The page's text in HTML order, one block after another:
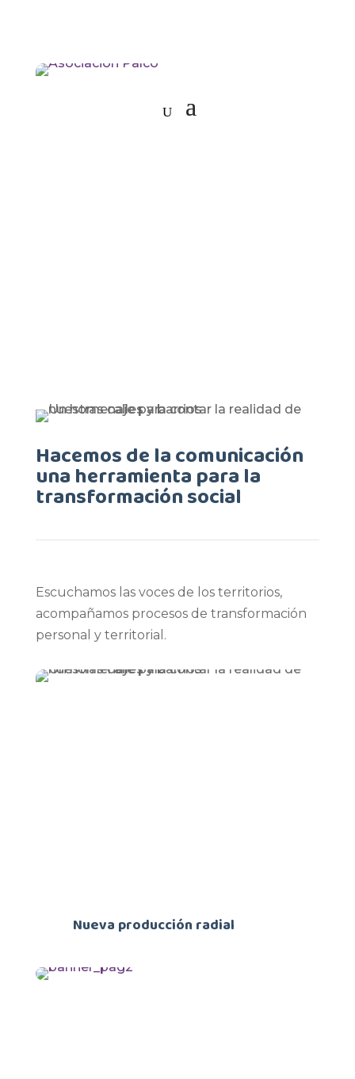
Hacemos de la comunicación
una herramienta para la
transformación social
Escuchamos las voces de los territorios,
acompañamos procesos de transformación
personal y territorial.
Nueva producción radial